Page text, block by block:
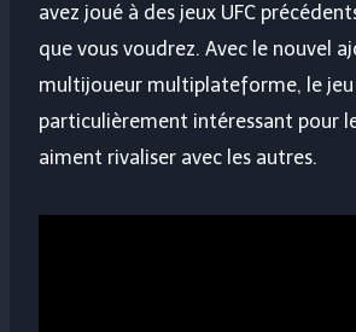
avez joué à des jeux UFC
que vous voudrez. Avec le nouvel
multijoueur multiplateforme, le jeu
particulièrement intéressant pour
aiment rivaliser avec les autres.